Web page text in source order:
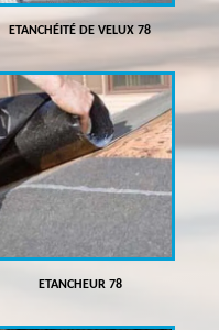
ETANCHÉITÉ DE VELUX 78
ETANCHEUR 78